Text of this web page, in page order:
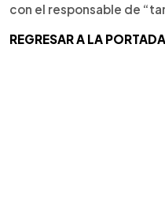
con el responsable de
REGRESAR A LA PORTADA